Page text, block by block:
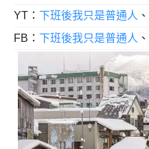
YT： 下班後我只是普通人 、
FB： 下班後我只是普通人 、